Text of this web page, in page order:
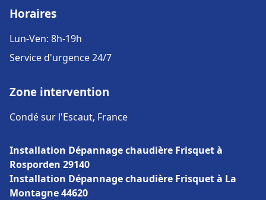
Horaires
Lun-Ven: 8h-19h
Service d'urgence 24/7
Zone intervention
Condé sur l'Escaut, France
Installation Dépannage chaudière Frisquet à
Rosporden 29140
Installation Dépannage chaudière Frisquet à La
Montagne 44620